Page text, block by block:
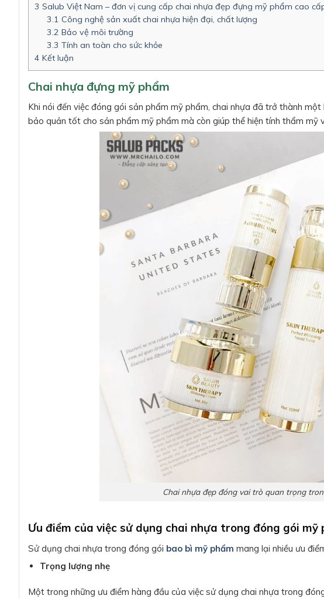
3 Salub Việt Nam – đơn vị cung cấp chai nhựa đẹp đựng mỹ phẩm cao
3.1 Công nghệ sản xuất chai nhựa hiện đại, chất lượng
3.2 Bảo vệ môi trường
3.3 Tính an toàn cho sức khỏe
4 Kết luận
Chai nhựa đựng mỹ phẩm
Khi nói đến việc đóng gói sản phẩm mỹ phẩm, chai nhựa đã trở thành
bảo quản tốt cho sản phẩm mỹ phẩm mà còn giúp thể hiện tính thẩm mỹ
Chai nhựa đẹp đóng vai trò quan trọng
Ưu điểm của việc sử dụng chai nhựa trong đóng gói mỹ
Sử dụng chai nhựa trong đóng gói bao bì mỹ phẩm mang lại nhiều ưu
Trọng lượng nhẹ
Một trong những ưu điểm hàng đầu của việc sử dụng chai nhựa trong